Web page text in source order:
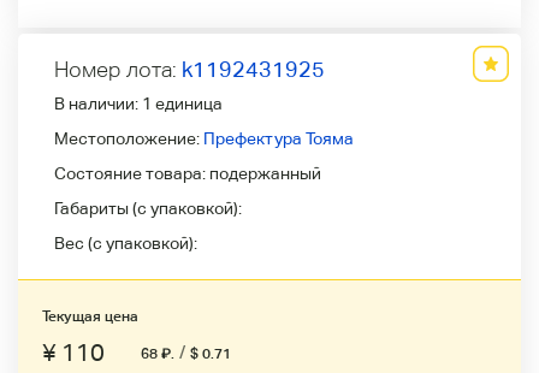
Номер лота: k1192431925
В наличии: 1 единица
Местоположение: Префектура Тояма
Состояние товара: подержанный
Габариты (с упаковкой):
Вес (с упаковкой):
Текущая цена
¥ 110 68 ₽ / $ 0.71